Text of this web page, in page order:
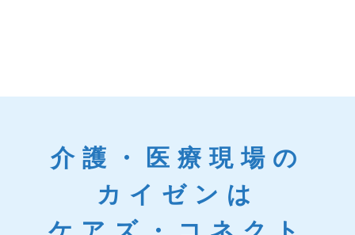
介護・医療現場の
カイゼンは